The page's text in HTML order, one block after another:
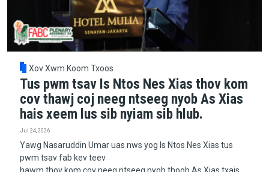
Xov Xwm Koom Txoos
Tus pwm tsav Is Ntos Nes Xias thov kom
cov thawj coj neeg ntseeg nyob As Xias
hais xeem lus sib nyiam sib hlub.
Jul 24, 2026
Yawg Nasaruddin Umar uas nws yog Is Ntos Nes Xias tus
pwm tsav fab kev teev